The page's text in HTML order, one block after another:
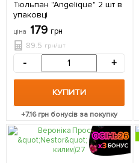
Тюльпан "Angelique" 2 шт в
упаковці
ціна 179 грн
89.5 грн/шт
- +
КУПИТИ
+7.16грн бонусів за покупку